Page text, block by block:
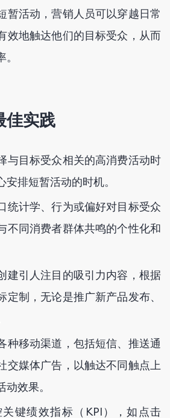
暂活动，营销人员可以穿越日常
效地触达他们的目标受众，从而
佳实践
与目标受众相关的高消费活动时
排短暂活动的时机。
统计学、行为或偏好对目标受众
不同消费者群体共鸣的个性化和
建引人注目的吸引力内容，根据
定制，无论是推广新产品发布、
种移动渠道，包括短信、推送通
交媒体广告，以触达不同触点上
效果。
关键绩效指标（KPI），如点击